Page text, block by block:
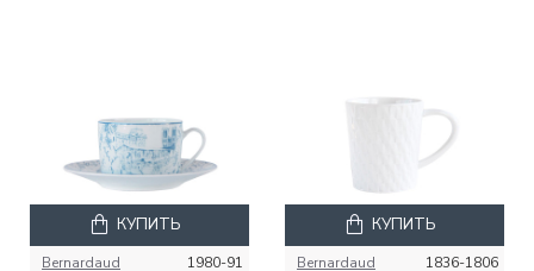
Bernardaud 1980-91
КУПИТЬ
Bernardaud 1836-1806
КУПИТЬ